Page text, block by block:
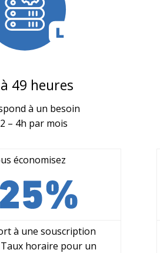
49 heures
à un besoin
– 4h par mois
économisez
à une souscription
horaire pour un